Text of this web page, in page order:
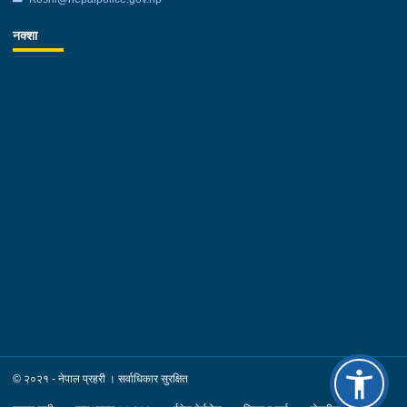
नक्शा
© २०२१ - नेपाल प्रहरी । सर्वाधिकार सुरक्षित